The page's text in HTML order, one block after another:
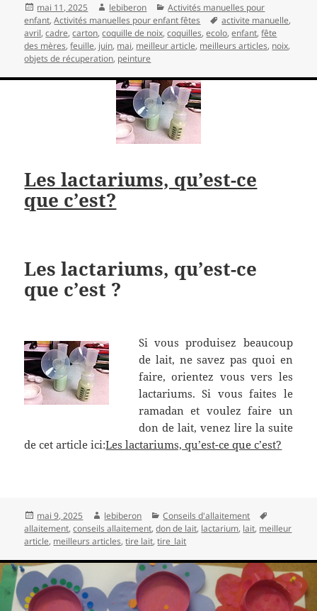
Publié
le
mai 11, 2025 Auteur
lebiberon Catégories
Activités manuelles pour
enfant,Activités manuelles pour enfant fêtes
Mots-
clés
activite manuelle,
avril,cadre,carton,coquille de noix,coquilles,ecolo,enfant,fête
des mères,feuille, juin, mai, meilleur article, meilleurs articles, noix,
objets de récuperation, peinture
Les lactariums, qu’est-ce
que c’est?
Les lactariums, qu’est-ce
que c’est ?
Si vous produisez beaucoup
de lait, ne savez pas quoi en
faire, orientez vous vers les
lactariums. Si vous faites le
ramadan et voulez faire un
don de lait, venez lire la suite
de cet article ici:Les lactariums, qu’est-ce que c’est?
Publié
le
mai 9, 2025 Auteur
lebiberon Catégories
Conseils d'allaitement
clés
allaitement,conseils allaitement,don de lait, lactarium, lait, meilleur
article, meilleurs articles,tire lait,tire_lait